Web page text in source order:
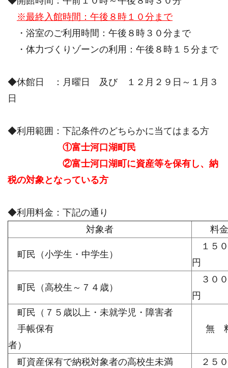
※最終入館時間：午後８時１０分まで
・浴室のご利用時間：午後８時３０分まで
・体力づくりゾーンの利用：午後８時１５分まで
◆休館日 ：月曜日 及び １２月２９日～１月３
日
◆利用範囲：下記条件のどちらかに当てはまる方
①富士河口湖町民
②富士河口湖町に資産等を保有し、納
税の対象となっている方
◆利用料金：下記の通り
対象者
料金
町民（小学生・中学生）
１５０
町民（高校生～７４歳）
３００
円
町民（７５歳以上・未就学児・障害者
手帳保有
者）
無
町資産保有で納税対象者の高校生未満
２５